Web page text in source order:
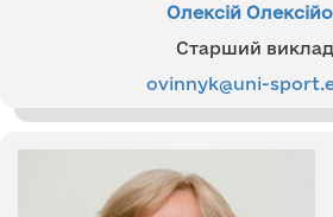
Олексій
Старший
ovinnyk@uni-